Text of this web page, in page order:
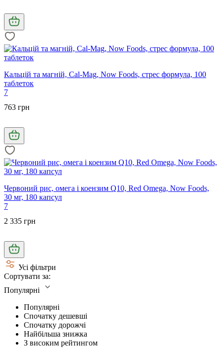
Кальцій та магній, Cal-Mag, Now Foods, стрес формула, 100
таблеток
7
763 грн
Червоний рис, омега і коензим Q10, Red Omega, Now Foods,
30 мг, 180 капсул
7
2 335 грн
Усі фільтри
Сортувати за:
Популярні
Популярні
Спочатку дешевші
Спочатку дорожчі
Найбільша знижка
З високим рейтингом